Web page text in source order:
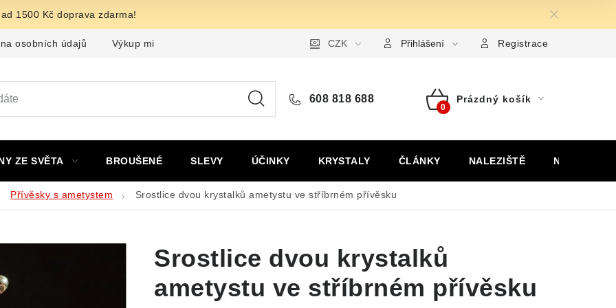
1500 Kč doprava zdarma!
osobních údajů Výkup minerálů a drahých kamenů Formulář pro uplatnění reklamace Formulář pro odstoupení
CZK Přihlášení Registrace
608 818 688
Nákupní
Prázdný košík
ZE SVĚTA BROUŠENÉ SLEVY ÚČINKY KRYSTALY ČLÁNKY NALEZIŠTĚ NÁŠ PŘÍBĚH
Přívěsky s ametystem Srostlice dvou krystalků ametystu ve stříbrném přívěsku
Srostlice dvou krystalků
ametystu ve stříbrném přívěsku